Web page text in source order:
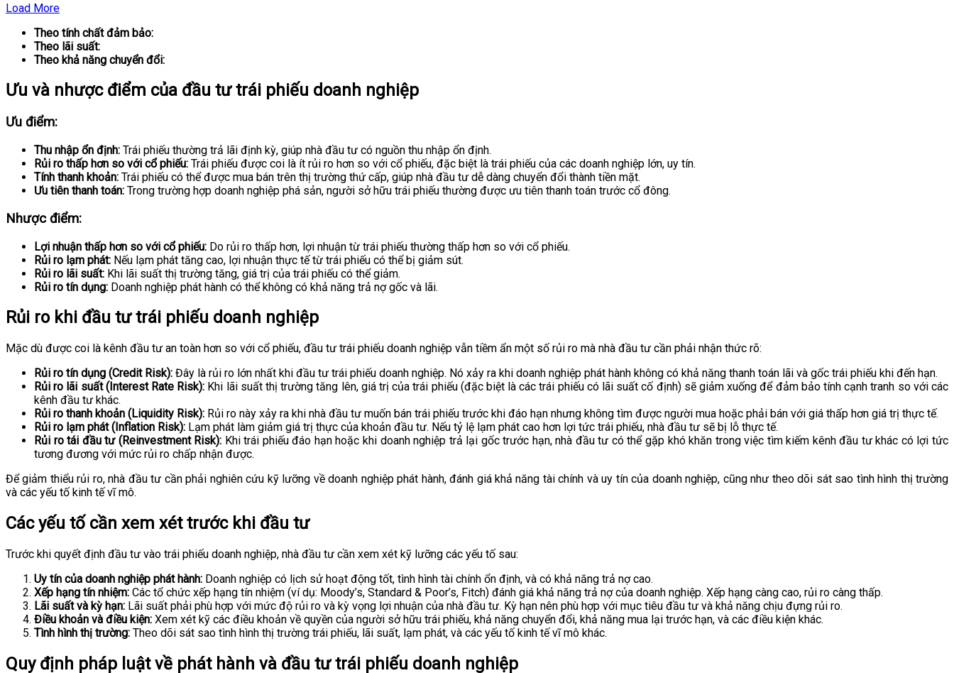
Load More
Theo tính chất đảm bảo:
Theo lãi suất:
Theo khả năng chuyển đổi:
Ưu và nhược điểm của đầu tư trái phiếu doanh nghiệp
Ưu điểm:
Thu nhập ổn định: Trái phiếu thường trả lãi định kỳ, giúp nhà đầu tư có nguồn thu nhập ổn định.
Rủi ro thấp hơn so với cổ phiếu: Trái phiếu được coi là ít rủi ro hơn so với cổ phiếu, đặc biệt là trái phiếu của các doanh nghiệp lớn, uy tín.
Tính thanh khoản: Trái phiếu có thể được mua bán trên thị trường thứ cấp, giúp nhà đầu tư dễ dàng chuyển đổi thành tiền mặt.
Ưu tiên thanh toán: Trong trường hợp doanh nghiệp phá sản, người sở hữu trái phiếu thường được ưu tiên thanh toán trước cổ đông.
Nhược điểm:
Lợi nhuận thấp hơn so với cổ phiếu: Do rủi ro thấp hơn, lợi nhuận từ trái phiếu thường thấp hơn so với cổ phiếu.
Rủi ro lạm phát: Nếu lạm phát tăng cao, lợi nhuận thực tế từ trái phiếu có thể bị giảm sút.
Rủi ro lãi suất: Khi lãi suất thị trường tăng, giá trị của trái phiếu có thể giảm.
Rủi ro tín dụng: Doanh nghiệp phát hành có thể không có khả năng trả nợ gốc và lãi.
Rủi ro khi đầu tư trái phiếu doanh nghiệp
Mặc dù được coi là kênh đầu tư an toàn hơn so với cổ phiếu, đầu tư trái phiếu doanh nghiệp vẫn tiềm ẩn một số rủi ro mà nhà đầu tư cần phải nhận thức rõ:
Rủi ro tín dụng (Credit Risk): Đây là rủi ro lớn nhất khi đầu tư trái phiếu doanh nghiệp. Nó xảy ra khi doanh nghiệp phát hành không có khả năng thanh toán lãi và gốc trái phiếu khi đến hạn.
Rủi ro lãi suất (Interest Rate Risk): Khi lãi suất thị trường tăng lên, giá trị của trái phiếu (đặc biệt là các trái phiếu có lãi suất cố định) sẽ giảm xuống để đảm bảo tính cạnh tranh so với các
kênh đầu tư khác.
Rủi ro thanh khoản (Liquidity Risk): Rủi ro này xảy ra khi nhà đầu tư muốn bán trái phiếu trước khi đáo hạn nhưng không tìm được người mua hoặc phải bán với giá thấp hơn giá trị thực tế.
Rủi ro lạm phát (Inflation Risk): Lạm phát làm giảm giá trị thực của khoản đầu tư. Nếu tỷ lệ lạm phát cao hơn lợi tức trái phiếu, nhà đầu tư sẽ bị lỗ thực tế.
Rủi ro tái đầu tư (Reinvestment Risk): Khi trái phiếu đáo hạn hoặc khi doanh nghiệp trả lại gốc trước hạn, nhà đầu tư có thể gặp khó khăn trong việc tìm kiếm kênh đầu tư khác có lợi tức
tương đương với mức rủi ro chấp nhận được.
Để giảm thiểu rủi ro, nhà đầu tư cần phải nghiên cứu kỹ lưỡng về doanh nghiệp phát hành, đánh giá khả năng tài chính và uy tín của doanh nghiệp, cũng như theo dõi sát sao tình hình thị trường
và các yếu tố kinh tế vĩ mô.
Các yếu tố cần xem xét trước khi đầu tư
Trước khi quyết định đầu tư vào trái phiếu doanh nghiệp, nhà đầu tư cần xem xét kỹ lưỡng các yếu tố sau:
Uy tín của doanh nghiệp phát hành: Doanh nghiệp có lịch sử hoạt động tốt, tình hình tài chính ổn định, và có khả năng trả nợ cao.
Xếp hạng tín nhiệm: Các tổ chức xếp hạng tín nhiệm (ví dụ: Moody’s, Standard & Poor’s, Fitch) đánh giá khả năng trả nợ của doanh nghiệp. Xếp hạng càng cao, rủi ro càng thấp.
Lãi suất và kỳ hạn: Lãi suất phải phù hợp với mức độ rủi ro và kỳ vọng lợi nhuận của nhà đầu tư. Kỳ hạn nên phù hợp với mục tiêu đầu tư và khả năng chịu đựng rủi ro.
Điều khoản và điều kiện: Xem xét kỹ các điều khoản về quyền của người sở hữu trái phiếu, khả năng chuyển đổi, khả năng mua lại trước hạn, và các điều kiện khác.
Tình hình thị trường: Theo dõi sát sao tình hình thị trường trái phiếu, lãi suất, lạm phát, và các yếu tố kinh tế vĩ mô khác.
Quy định pháp luật về phát hành và đầu tư trái phiếu doanh nghiệp